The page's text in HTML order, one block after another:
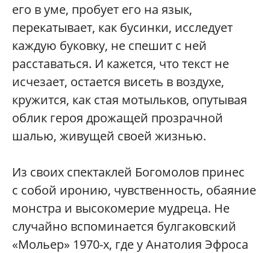
его в уме, пробует его на язык,
перекатывает, как бусинки, исследует
каждую буковку, не спешит с ней
расставаться. И кажется, что текст не
исчезает, остается висеть в воздухе,
кружится, как стая мотыльков, опутывая
облик героя дрожащей прозрачной
шалью, живущей своей жизнью.
Из своих спектаклей Богомолов принес
с собой иронию, чувственность, обаяние
монстра и высокомерие мудреца. Не
случайно вспоминается булгаковский
«Мольер» 1970-х, где у Анатолия Эфроса